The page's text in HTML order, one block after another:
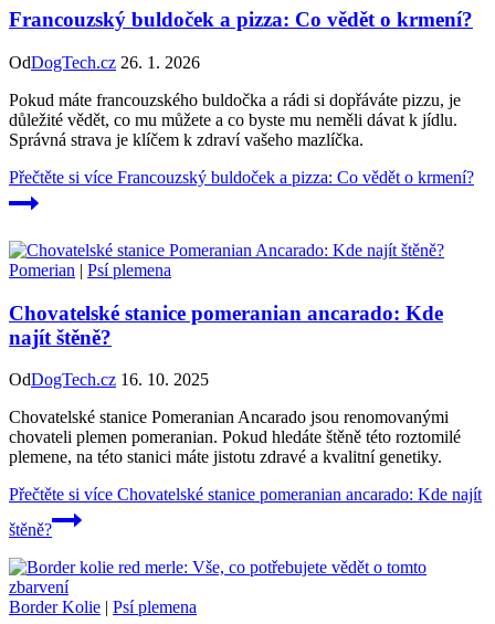
Francouzský buldoček a pizza: Co vědět o krmení?
OdDogTech.cz 26. 1. 2026
Pokud máte francouzského buldočka a rádi si dopřáváte pizzu, je
důležité vědět, co mu můžete a co byste mu neměli dávat k jídlu.
Správná strava je klíčem k zdraví vašeho mazlíčka.
Přečtěte si více Francouzský buldoček a pizza: Co vědět o krmení?
Pomerian | Psí plemena
Chovatelské stanice pomeranian ancarado: Kde
najít štěně?
OdDogTech.cz 16. 10. 2025
Chovatelské stanice Pomeranian Ancarado jsou renomovanými
chovateli plemen pomeranian. Pokud hledáte štěně této roztomilé
plemene, na této stanici máte jistotu zdravé a kvalitní genetiky.
Přečtěte si více Chovatelské stanice pomeranian ancarado: Kde najít
štěně?
Border Kolie | Psí plemena